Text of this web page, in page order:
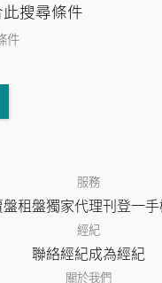
搜尋條件
件
服務
盤租盤獨家代理刊登一
經紀
聯絡經紀成為經紀
關於我們